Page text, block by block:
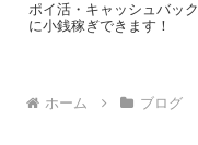
ポイ活・キャッシュバッ
に小銭稼ぎできます！
ホーム ブログ